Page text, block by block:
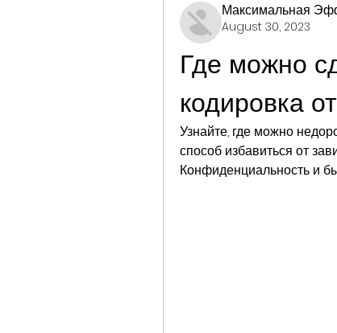
Максимальная
August 30, 2023
Где можно
кодировка
Узнайте, где можно
способ избавиться от
Конфиденциальность и